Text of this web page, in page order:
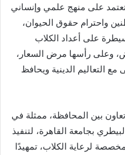
على منهج علمي وإنساني
واحترام حقوق الحيوان،
على أعداد الكلاب
وعلى رأسها مرض السعار،
التعاليم الدينية ويحافظ
بين المحافظة، ممثلة في
بجامعة القاهرة، لتنفيذ
لرعاية الكلاب، تمهيدًا